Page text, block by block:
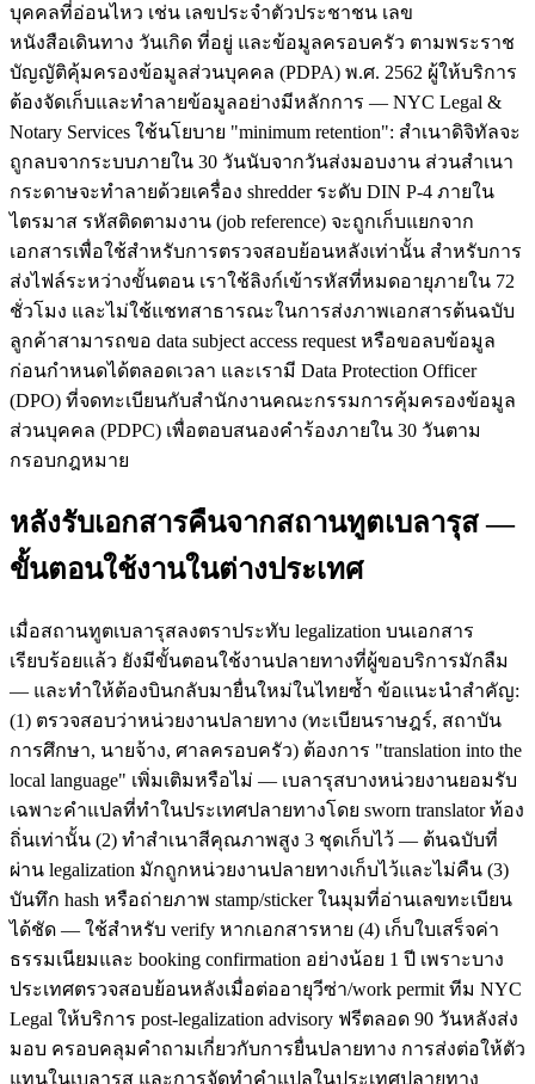
บุคคลที่อ่อนไหว เช่น เลขประจำตัวประชาชน เลข
หนังสือเดินทาง วันเกิด ที่อยู่ และข้อมูลครอบครัว ตามพระราช
บัญญัติคุ้มครองข้อมูลส่วนบุคคล (PDPA) พ.ศ. 2562 ผู้ให้บริการ
ต้องจัดเก็บและทำลายข้อมูลอย่างมีหลักการ — NYC Legal &
Notary Services ใช้นโยบาย "minimum retention": สำเนาดิจิทัลจะ
ถูกลบจากระบบภายใน 30 วันนับจากวันส่งมอบงาน ส่วนสำเนา
กระดาษจะทำลายด้วยเครื่อง shredder ระดับ DIN P-4 ภายใน
ไตรมาส รหัสติดตามงาน (job reference) จะถูกเก็บแยกจาก
เอกสารเพื่อใช้สำหรับการตรวจสอบย้อนหลังเท่านั้น สำหรับการ
ส่งไฟล์ระหว่างขั้นตอน เราใช้ลิงก์เข้ารหัสที่หมดอายุภายใน 72
ชั่วโมง และไม่ใช้แชทสาธารณะในการส่งภาพเอกสารต้นฉบับ
ลูกค้าสามารถขอ data subject access request หรือขอลบข้อมูล
ก่อนกำหนดได้ตลอดเวลา และเรามี Data Protection Officer
(DPO) ที่จดทะเบียนกับสำนักงานคณะกรรมการคุ้มครองข้อมูล
ส่วนบุคคล (PDPC) เพื่อตอบสนองคำร้องภายใน 30 วันตาม
กรอบกฎหมาย
หลังรับเอกสารคืนจากสถานทูตเบลารุส —
ขั้นตอนใช้งานในต่างประเทศ
เมื่อสถานทูตเบลารุสลงตราประทับ legalization บนเอกสาร
เรียบร้อยแล้ว ยังมีขั้นตอนใช้งานปลายทางที่ผู้ขอบริการมักลืม
— และทำให้ต้องบินกลับมายื่นใหม่ในไทยซ้ำ ข้อแนะนำสำคัญ:
(1) ตรวจสอบว่าหน่วยงานปลายทาง (ทะเบียนราษฎร์, สถาบัน
การศึกษา, นายจ้าง, ศาลครอบครัว) ต้องการ "translation into the
local language" เพิ่มเติมหรือไม่ — เบลารุสบางหน่วยงานยอมรับ
เฉพาะคำแปลที่ทำในประเทศปลายทางโดย sworn translator ท้อง
ถิ่นเท่านั้น (2) ทำสำเนาสีคุณภาพสูง 3 ชุดเก็บไว้ — ต้นฉบับที่
ผ่าน legalization มักถูกหน่วยงานปลายทางเก็บไว้และไม่คืน (3)
บันทึก hash หรือถ่ายภาพ stamp/sticker ในมุมที่อ่านเลขทะเบียน
ได้ชัด — ใช้สำหรับ verify หากเอกสารหาย (4) เก็บใบเสร็จค่า
ธรรมเนียมและ booking confirmation อย่างน้อย 1 ปี เพราะบาง
ประเทศตรวจสอบย้อนหลังเมื่อต่ออายุวีซ่า/work permit ทีม NYC
Legal ให้บริการ post-legalization advisory ฟรีตลอด 90 วันหลังส่ง
มอบ ครอบคลุมคำถามเกี่ยวกับการยื่นปลายทาง การส่งต่อให้ตัว
แทนในเบลารุส และการจัดทำคำแปลในประเทศปลายทาง